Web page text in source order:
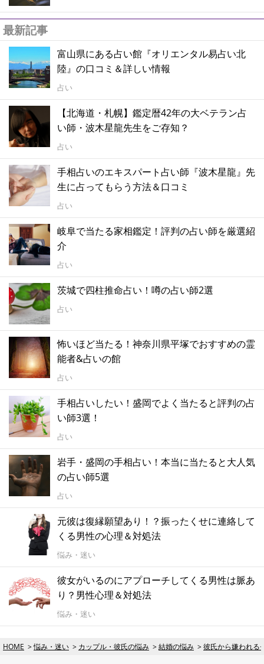
最新記事
富山県にある占い館『オリエンタル易占い北
陸』の口コミ＆詳しい情報
占い
【北海道・札幌】鑑定暦42年の大ベテラン占
い師・波木星龍先生をご存知？
占い
手相占いのエキスパート占い師『波木星龍』先
生に占ってもらう方法＆口コミ
占い
岐阜で当たる家相鑑定！評判の占い師を厳選紹
介
占い
茨城で四柱推命占い！噂の占い師2選
占い
怖いほど当たる！神奈川県平塚でおすすめの霊
能者&占いの館
占い
手相占いしたい！盛岡でよく当たると評判の占
い師3選！
占い
岩手・盛岡の手相占い！本当に当たると大人気
の占い師5選
占い
元彼は復縁願望あり！？振ったくせに連絡して
くる男性の心理＆対処法
悩み・迷い
彼女がいるのにアプローチしてくる男性は脈あ
り？男性心理＆対処法
悩み・迷い
HOME 悩み・迷い カップル・彼氏の悩み 結婚の悩み 彼氏から嫌われる